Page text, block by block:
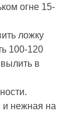
огне 15-
ложку
100-120
в
и нежная на